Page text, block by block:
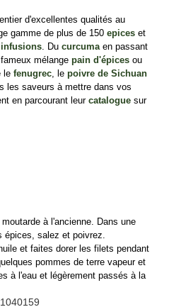
d'excellentes qualités au
gamme de plus de 150 epices et
infusions. Du curcumaen passant
mélange pain d'épices ou
le fenugrec, le poivre de Sichuan
les saveurs à mettre dans vos
en parcourant leur catalogue sur
à l'ancienne. Dans une
épices, salez et poivrez.
et faites dorer les filets pendant
pommes de terre vapeur et
à l'eau et légèrement passés à la